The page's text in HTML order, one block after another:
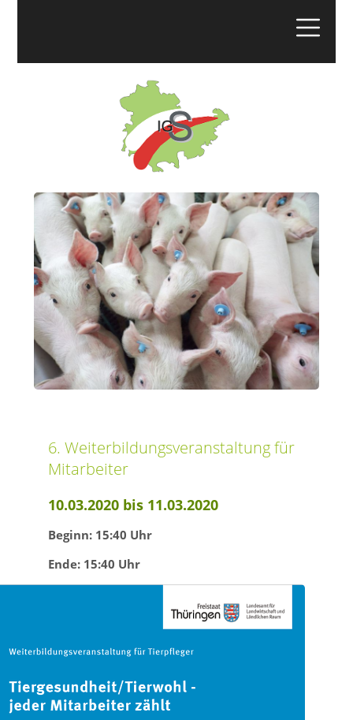
6. Weiterbildungsveranstaltung für
Mitarbeiter
10.03.2020 bis 11.03.2020
Beginn: 15:40 Uhr
Ende: 15:40 Uhr